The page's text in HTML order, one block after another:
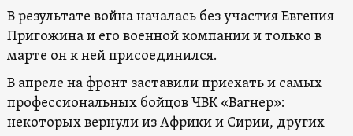
В результате война началась без участия Евгения
Пригожина и его военной компании и только в
марте он к ней присоединился.
В апреле на фронт заставили приехать и самых
профессиональных бойцов ЧВК «Вагнер»:
некоторых вернули из Африки и Сирии, других